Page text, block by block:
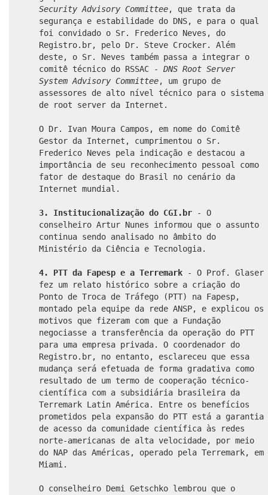
Security Advisory Committee, que trata da
segurança e estabilidade do DNS, e para o qual
foi convidado o Sr. Frederico Neves, do
Registro.br, pelo Dr. Steve Crocker. Além
deste, o Sr. Neves também passa a integrar o
comitê técnico do RSSAC - DNS Root Server
System Advisory Committee, um grupo de
assessores de alto nível técnico para o sistema
de root server da Internet.
O Dr. Ivan Moura Campos, em nome do Comitê
Gestor da Internet, cumprimentou o Sr.
Frederico Neves pela indicação e destacou a
importância de seu reconhecimento pessoal como
fator de destaque do Brasil no cenário da
Internet mundial.
3. Institucionalização do CGI.br - O
conselheiro Artur Nunes informou que o assunto
continua sendo analisado no âmbito do
Ministério da Ciência e Tecnologia.
4. PTT da Fapesp e a Terremark - O Prof. Glaser
fez um relato histórico sobre a criação do
Ponto de Troca de Tráfego (PTT) na Fapesp,
montado pela equipe da rede ANSP, e explicou os
motivos que fizeram com que a Fundação
negociasse a transferência da operação do PTT
para uma empresa privada. O coordenador do
Registro.br, no entanto, esclareceu que essa
mudança será efetuada de forma gradativa como
resultado de um termo de cooperação técnico-
científica com a subsidiária brasileira da
Terremark Latin América. Entre os benefícios
prometidos pela expansão do PTT está a garantia
de acesso da comunidade científica às redes
norte-americanas de alta velocidade, por meio
do NAP das Américas, operado pela Terremark, em
Miami.
O conselheiro Demi Getschko lembrou que o